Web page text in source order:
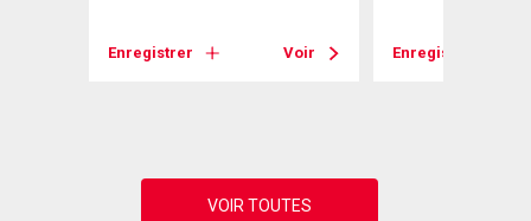
Enregistrer Voir Enregistrer